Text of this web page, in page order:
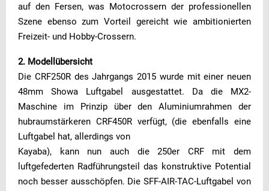
auf den Fersen, was Motocrossern der professionellen
Szene ebenso zum Vorteil gereicht wie ambitionierten
Freizeit- und Hobby-Crossern.
2. Modellübersicht
Die CRF250R des Jahrgangs 2015 wurde mit einer neuen
48mm Showa Luftgabel ausgestattet. Da die MX2-
Maschine im Prinzip über den Aluminiumrahmen der
hubraumstärkeren CRF450R verfügt, (die ebenfalls eine
Luftgabel hat, allerdings von
Kayaba), kann nun auch die 250er CRF mit dem
luftgefederten Radführungsteil das konstruktive Potential
noch besser ausschöpfen. Die SFF-AIR-TAC-Luftgabel von